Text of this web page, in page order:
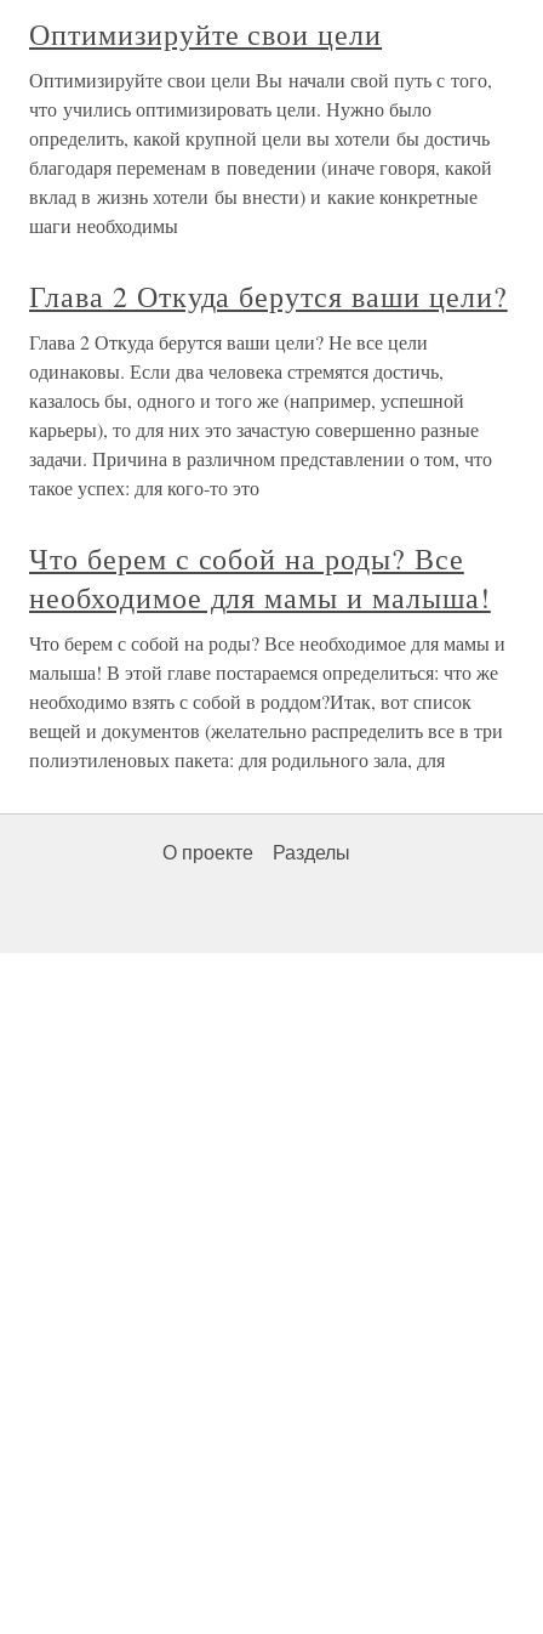
Оптимизируйте свои цели
Оптимизируйте свои цели Вы начали свой путь с того,
что учились оптимизировать цели. Нужно было
определить, какой крупной цели вы хотели бы достичь
благодаря переменам в поведении (иначе говоря, какой
вклад в жизнь хотели бы внести) и какие конкретные
шаги необходимы
Глава 2 Откуда берутся ваши цели?
Глава 2 Откуда берутся ваши цели? Не все цели
одинаковы. Если два человека стремятся достичь,
казалось бы, одного и того же (например, успешной
карьеры), то для них это зачастую совершенно разные
задачи. Причина в различном представлении о том, что
такое успех: для кого-то это
Что берем с собой на роды? Все
необходимое для мамы и малыша!
Что берем с собой на роды? Все необходимое для мамы и
малыша! В этой главе постараемся определиться: что же
необходимо взять с собой в роддом?Итак, вот список
вещей и документов (желательно распределить все в три
полиэтиленовых пакета: для родильного зала, для
О проекте Разделы